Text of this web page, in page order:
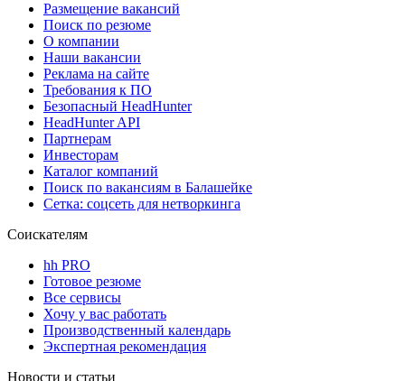
Размещение вакансий
Поиск по резюме
О компании
Наши вакансии
Реклама на сайте
Требования к ПО
Безопасный HeadHunter
HeadHunter API
Партнерам
Инвесторам
Каталог компаний
Поиск по вакансиям в Балашейке
Сетка: соцсеть для нетворкинга
Соискателям
hh PRO
Готовое резюме
Все сервисы
Хочу у вас работать
Производственный календарь
Экспертная рекомендация
Новости и статьи